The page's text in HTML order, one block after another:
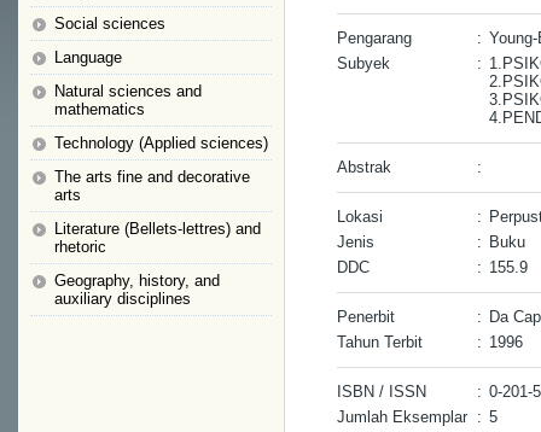
Social sciences
Language
Natural sciences and
mathematics
Technology (Applied sciences)
The arts fine and decorative
arts
Literature (Bellets-lettres) and
rhetoric
Geography, history, and
auxiliary disciplines
Pengarang :
Subyek
:
Abstrak :
Lokasi :
Jenis
: Buku
DDC
: 155.9
Penerbit : Da
Tahun Terbit
: 1996
ISBN / ISSN : 0-201-
Jumlah Eksemplar : 5